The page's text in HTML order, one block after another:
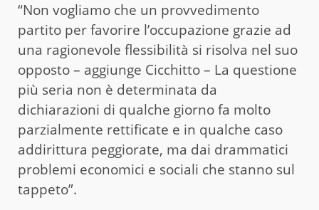
“Non vogliamo che un provvedimento
partito per favorire l’occupazione grazie ad
una ragionevole flessibilità si risolva nel suo
opposto – aggiunge Cicchitto – La questione
più seria non è determinata da
dichiarazioni di qualche giorno fa molto
parzialmente rettificate e in qualche caso
addirittura peggiorate, ma dai drammatici
problemi economici e sociali che stanno sul
tappeto”.